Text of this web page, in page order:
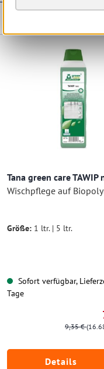
Tana green care TAWIP
Größe: 1 ltr. | 5 ltr.
Sofort verfügbar,
Tage
9,35 €
Details